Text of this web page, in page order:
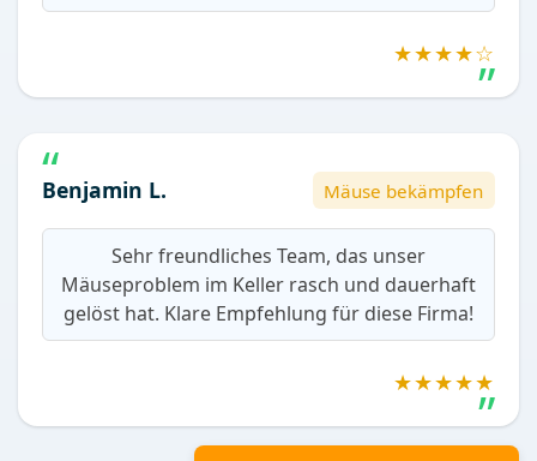
★★★★☆
Benjamin L. Mäuse bekämpfen
Sehr freundliches Team, das unser
Mäuseproblem im Keller rasch und dauerhaft
gelöst hat. Klare Empfehlung für diese Firma!
★★★★★